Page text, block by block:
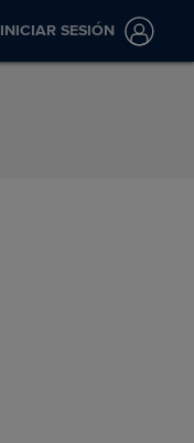
INICIAR SESIÓN